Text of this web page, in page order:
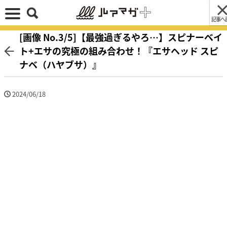
記事へ
[画像 No.3/5]【最強過ぎるやろ…】スピナーベイ
ト+エサの究極の組み合わせ！『エサヘッド スピ
ナベ（ハヤブサ）』
2024/06/18